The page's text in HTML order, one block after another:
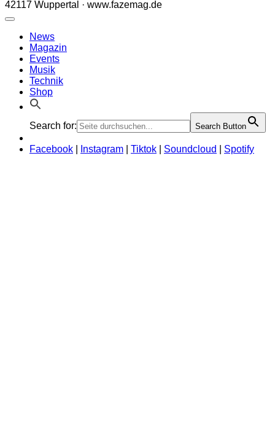
42117 Wuppertal · www.fazemag.de
News
Magazin
Events
Musik
Technik
Shop
Search for: Search Button
Facebook Instagram Tiktok Soundcloud Spotify